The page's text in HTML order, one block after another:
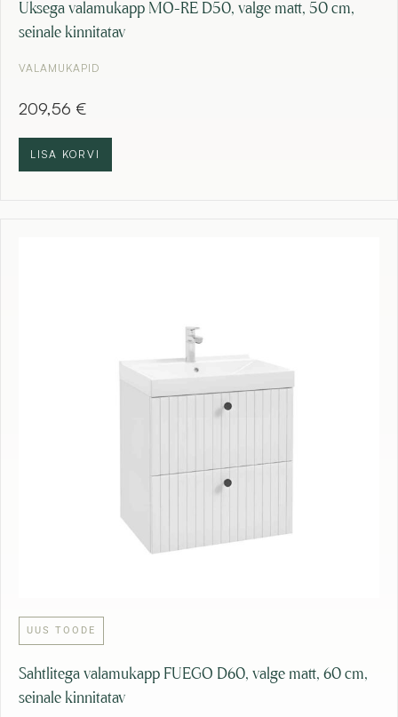
Uksega valamukapp MO-RE D50, valge matt, 50 cm,
seinale kinnitatav
VALAMUKAPID
209,56 €
LISA KORVI
UUS TOODE
Sahtlitega valamukapp FUEGO D60, valge matt, 60 cm,
seinale kinnitatav